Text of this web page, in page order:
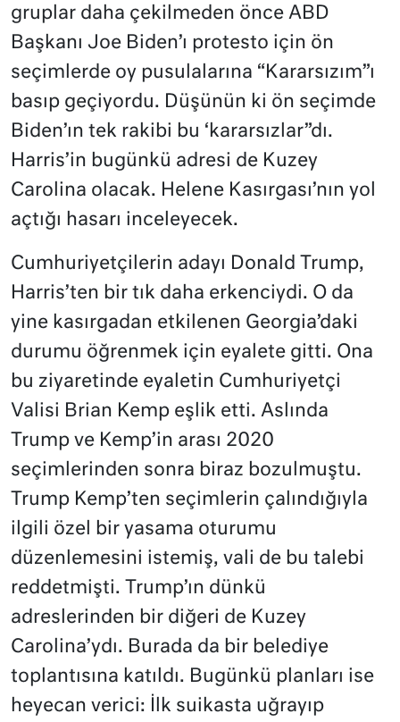
gruplar daha çekilmeden önce ABD
Başkanı Joe Biden’ı protesto için ön
seçimlerde oy pusulalarına “Kararsızım”ı
basıp geçiyordu. Düşünün ki ön seçimde
Biden’ın tek rakibi bu ‘kararsızlar”dı.
Harris’in bugünkü adresi de Kuzey
Carolina olacak. Helene Kasırgası’nın yol
açtığı hasarı inceleyecek.
Cumhuriyetçilerin adayı Donald Trump,
Harris’ten bir tık daha erkenciydi. O da
yine kasırgadan etkilenen Georgia’daki
durumu öğrenmek için eyalete gitti. Ona
bu ziyaretinde eyaletin Cumhuriyetçi
Valisi Brian Kemp eşlik etti. Aslında
Trump ve Kemp’in arası 2020
seçimlerinden sonra biraz bozulmuştu.
Trump Kemp’ten seçimlerin çalındığıyla
ilgili özel bir yasama oturumu
düzenlemesini istemiş, vali de bu talebi
reddetmişti. Trump’ın dünkü
adreslerinden bir diğeri de Kuzey
Carolina’ydı. Burada da bir belediye
toplantısına katıldı. Bugünkü planları ise
heyecan verici: İlk suikasta uğrayıp